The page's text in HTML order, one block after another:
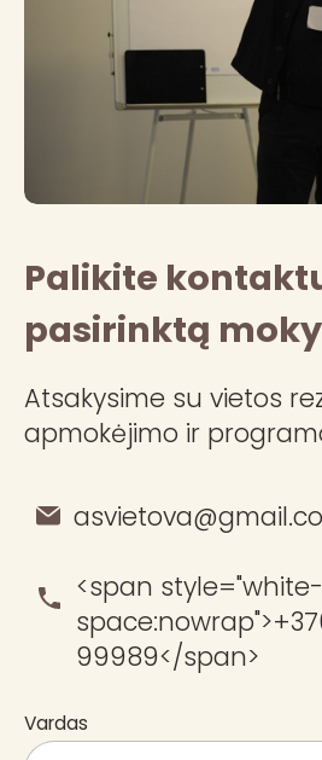
Palikite
pasirinktą
Atsakysime su vietos
apmokėjimo ir
<span style="white-
99989</span>
Vardas